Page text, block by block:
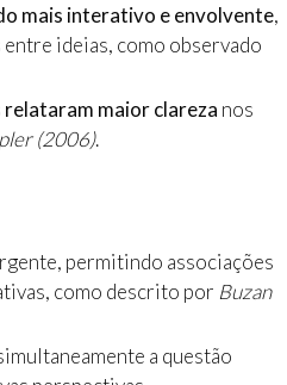
mais interativo e envolvente,
ideias, como observado
maior clareza nos
(2006).
permitindo associações
como descrito por Buzan
a questão